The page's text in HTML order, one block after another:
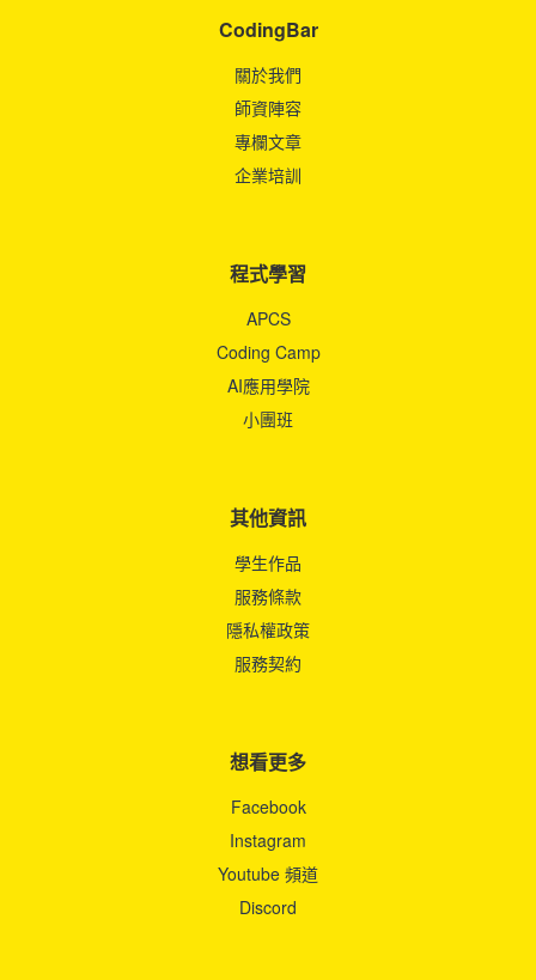
CodingBar
關於我們
師資陣容
專欄文章
企業培訓
程式學習
APCS
Coding Camp
AI應用學院
小團班
其他資訊
學生作品
服務條款
隱私權政策
服務契約
想看更多
Facebook
Instagram
Youtube 頻道
Discord